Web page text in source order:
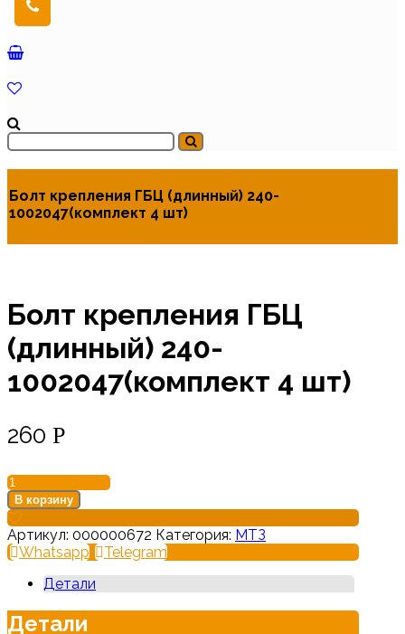
Болт крепления ГБЦ (длинный) 240-
1002047(комплект 4 шт)
Болт крепления ГБЦ
(длинный) 240-
1002047(комплект 4 шт)
260 Р
Количество
товара
Болт
крепления
ГБЦ
240-
4
В корзину
Артикул: 000000672 Категория: МТЗ
Whatsapp
Telegram
Детали
Детали